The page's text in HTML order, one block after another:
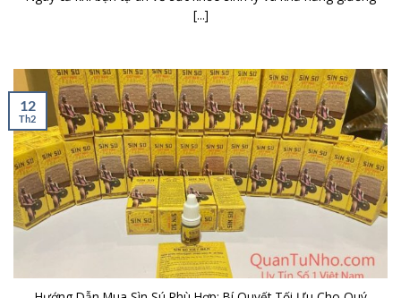
[...]
12
Th2